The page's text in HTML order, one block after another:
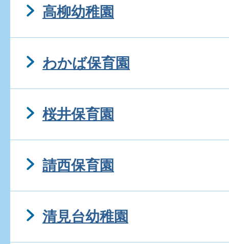
高柳幼稚園
わかば保育園
桜井保育園
請西保育園
清見台幼稚園